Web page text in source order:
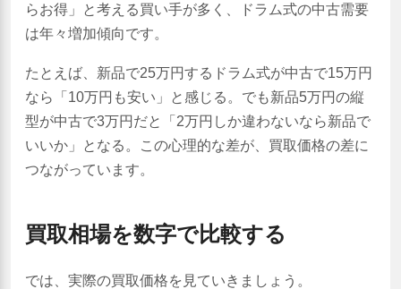
らお得」と考える買い手が多く、ドラム式の中古需要
は年々増加傾向です。
たとえば、新品で25万円するドラム式が中古で15万円
なら「10万円も安い」と感じる。でも新品5万円の縦
型が中古で3万円だと「2万円しか違わないなら新品で
いいか」となる。この心理的な差が、買取価格の差に
つながっています。
買取相場を数字で比較する
では、実際の買取価格を見ていきましょう。